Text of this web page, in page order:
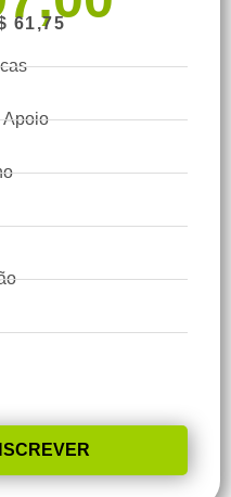
61,75
Apoio